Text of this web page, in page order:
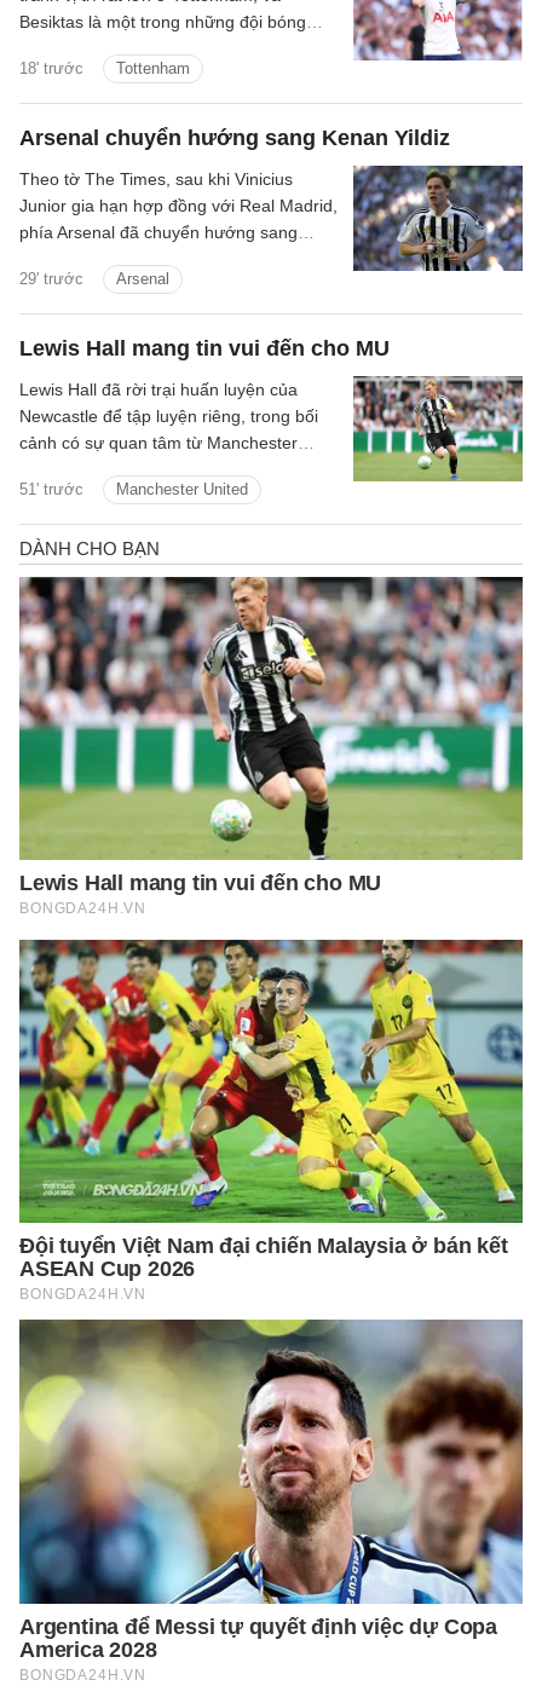
18' trước Tottenham
Besiktas là một trong những đội bóng
Arsenal chuyển hướng sang Kenan Yildiz
29' trước Arsenal
Theo tờ The Times, sau khi Vinicius
Junior gia hạn hợp đồng với Real Madrid,
phía Arsenal đã chuyển hướng sang
Lewis Hall mang tin vui đến cho MU
51' trước Manchester United
Lewis Hall đã rời trại huấn luyện của
Newcastle để tập luyện riêng, trong bối
cảnh có sự quan tâm từ Manchester